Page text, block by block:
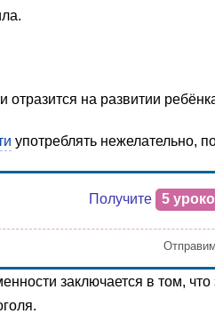
отразится на развитии
употреблять нежелательно,
Получите 5
заключается в том,